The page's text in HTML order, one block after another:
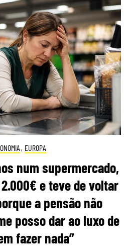
, EUROPA
num supermercado,
e teve de voltar
a pensão não
posso dar ao luxo de
fazer nada”